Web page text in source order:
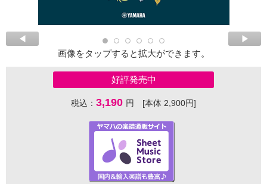
画像をタップすると拡大ができます。
好評発売中
税込： 3,190 円 [本体 2,900円]